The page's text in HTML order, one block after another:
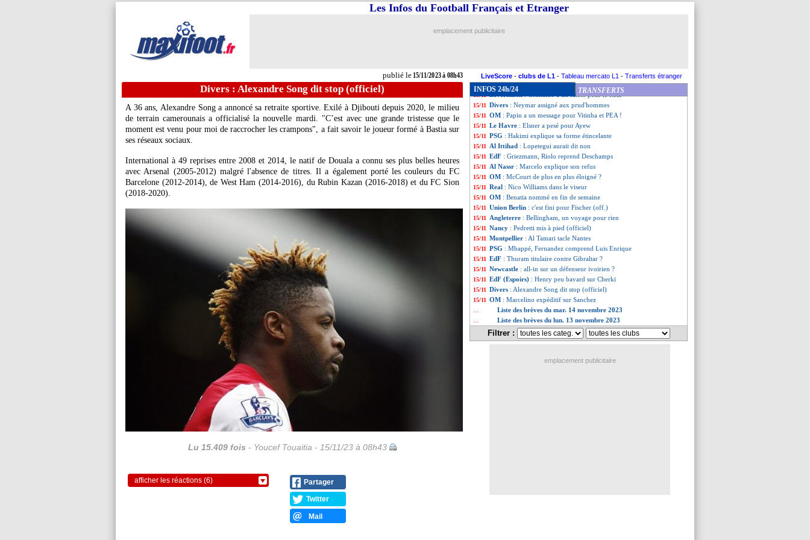
publié le15/11/2023 à 08h43
Les Infos du Football Français et Etranger
emplacement publicitaire
LiveScore - clubs de L1 - Tableau mercato L1 - Transferts étranger
Divers : Alexandre Song dit stop (officiel)
A 36 ans, Alexandre Song a annoncé sa retraite sportive. Exilé à Djibouti depuis 2020, le milieu
de terrain camerounais a officialisé la nouvelle mardi. "C’est avec une grande tristesse que le
moment est venu pour moi de raccrocher les crampons", a fait savoir le joueur formé à Bastia sur
ses réseaux sociaux.
International à 49 reprises entre 2008 et 2014, le natif de Douala a connu ses plus belles heures
avec Arsenal (2005-2012) malgré l'absence de titres. Il a également porté les couleurs du FC
Barcelone (2012-2014), de West Ham (2014-2016), du Rubin Kazan (2016-2018) et du FC Sion
(2018-2020).
Lu 15.409 fois - Youcef Touaitia - 15/11/23 à 08h43
afficher les réactions (6)
Partager
Twitter
Mail
INFOS 24h/24 TRANSFERTS
15/11 Bayern: Kane, les gros regrets de Ferdinand
15/11 Barça: combien coûtera João Félix ?
15/11 EdF: Restes n'est "pas pressé"
15/11 Bayern : une belle prime à venir pour Kane ?
15/11 CdM (U17): la France qualifiée pour les 8es
: Grimaldo a un faible pour le Real
15/11 Divers : Neymar assigné aux prud'hommes
15/11 OM : Papin a un message pour Vitinha et PEA !
15/11 Le Havre : Elsner a pesé pour Ayew
15/11 PSG : Hakimi explique sa forme étincelante
15/11 Al Ittihad : Lopetegui aurait dit non
15/11 EdF : Griezmann, Riolo reprend Deschamps
15/11 Al Nassr : Marcelo explique son refus
15/11 OM : McCourt de plus en plus éloigné ?
15/11 Real : Nico Williams dans le viseur
15/11 OM : Benatia nommé en fin de semaine
15/11 Union Berlin : c'est fini pour Fischer (off.)
15/11 Angleterre : Bellingham, un voyage pour rien
15/11 Nancy : Pedretti mis à pied (officiel)
15/11 Montpellier : Al Tamari tacle Nantes
15/11 PSG : Mbappé, Fernandez comprend Luis Enrique
15/11 EdF : Thuram titulaire contre Gibraltar ?
15/11 Newcastle : all-in sur un défenseur ivoirien ?
15/11 EdF (Espoirs) : Henry peu bavard sur Cherki
15/11 Divers : Alexandre Song dit stop (officiel)
15/11 OM : Marcelino expéditif sur Sanchez
Liste des brèves du mar. 14 novembre 2023
Liste des brèves du lun. 13 novembre 2023
Filtrer :
emplacement publicitaire